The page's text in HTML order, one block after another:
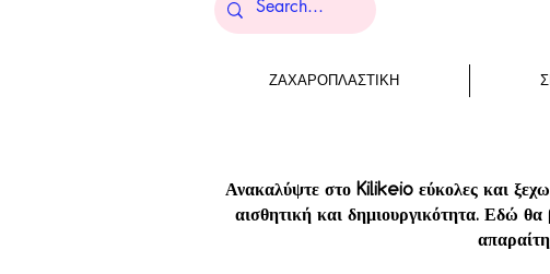
ΖΑΧΑΡΟΠΛΑΣΤΙΚΗ
Ανακαλύψτε στο Kilikeio εύκολες και
αισθητική και δημιουργικότητα. Εδώ